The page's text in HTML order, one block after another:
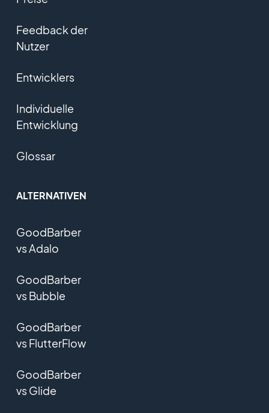
Feedback der
Nutzer
Entwicklers
Individuelle
Entwicklung
Glossar
ALTERNATIVEN
GoodBarber
vs Adalo
GoodBarber
vs Bubble
GoodBarber
vs FlutterFlow
GoodBarber
vs Glide